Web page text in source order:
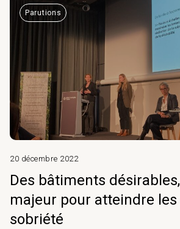
Parutions
20 décembre 2022
Des bâtiments
majeur pour atteindre les
sobriété